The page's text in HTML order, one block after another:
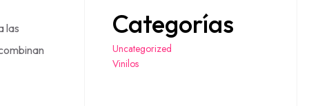
las
Categorías
Uncategorized
Vinilos